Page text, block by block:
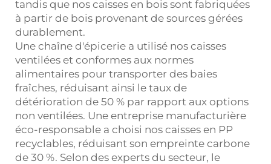
tandis que nos caisses en bois sont fabriquées
à partir de bois provenant de sources gérées
durablement.
Une chaîne d'épicerie a utilisé nos caisses
ventilées et conformes aux normes
alimentaires pour transporter des baies
fraîches, réduisant ainsi le taux de
détérioration de 50 % par rapport aux options
non ventilées. Une entreprise manufacturière
éco-responsable a choisi nos caisses en PP
recyclables, réduisant son empreinte carbone
de 30 %. Selon des experts du secteur, le